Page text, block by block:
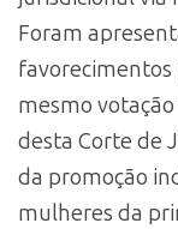
Foram
favorecimentos
mesmo
desta Corte de
da promoção
mulheres da